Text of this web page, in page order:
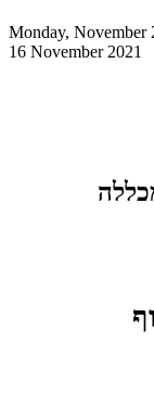
Monday, November
16 November 2021